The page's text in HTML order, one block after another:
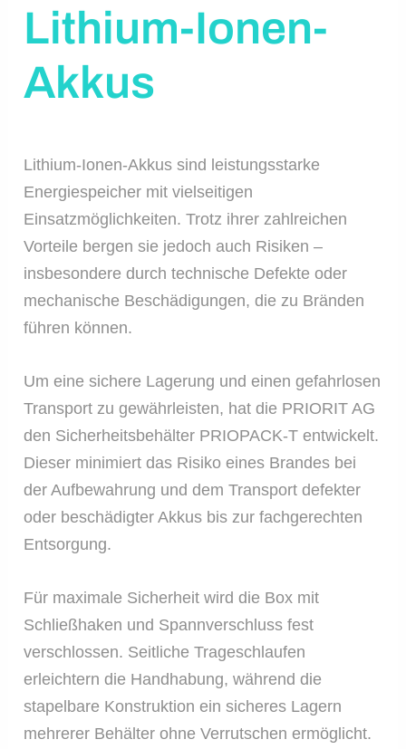
Lithium-Ionen-
Akkus
Lithium-Ionen-Akkus sind leistungsstarke
Energiespeicher mit vielseitigen
Einsatzmöglichkeiten. Trotz ihrer zahlreichen
Vorteile bergen sie jedoch auch Risiken –
insbesondere durch technische Defekte oder
mechanische Beschädigungen, die zu Bränden
führen können.
Um eine sichere Lagerung und einen gefahrlosen
Transport zu gewährleisten, hat die PRIORIT AG
den Sicherheitsbehälter PRIOPACK-T entwickelt.
Dieser minimiert das Risiko eines Brandes bei
der Aufbewahrung und dem Transport defekter
oder beschädigter Akkus bis zur fachgerechten
Entsorgung.
Für maximale Sicherheit wird die Box mit
Schließhaken und Spannverschluss fest
verschlossen. Seitliche Trageschlaufen
erleichtern die Handhabung, während die
stapelbare Konstruktion ein sicheres Lagern
mehrerer Behälter ohne Verrutschen ermöglicht.